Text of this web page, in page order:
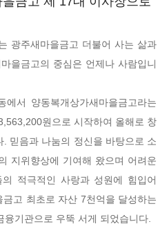
광주새마을금고 더불어 사는 삶과
을금고의 중심은 언제나 사람입니
에서 양동복개상가새마을금고라는
원으로 시작하여 올해로 창
믿음과 나눔의 정신을 바탕으로 소
지위향상에 기여해 왔으며 어려운
적극적인 사랑과 성원에 힘입어
고 최초로 자산 7천억을 달성하는
기관으로 우뚝 서게 되었습니다.